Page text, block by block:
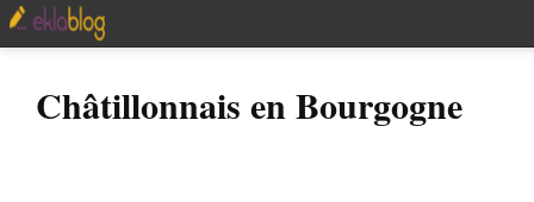
Châtillonnais en Bourgogne